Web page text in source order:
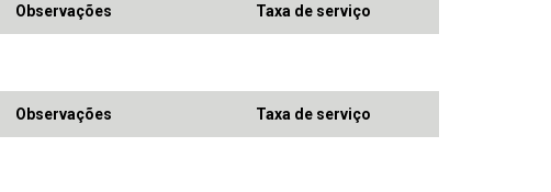
Observações Taxa de serviço
Observações Taxa de serviço